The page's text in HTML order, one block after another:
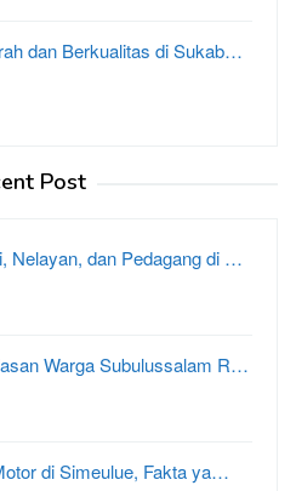
dan Berkualitas di Sukab…
Post
Nelayan, dan Pedagang di …
Warga Subulussalam R…
di Simeulue, Fakta ya…